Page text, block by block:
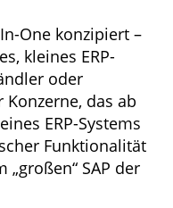
One konzipiert –
kleines ERP-
oder
das ab
ERP-Systems
Funktionalität
SAP der